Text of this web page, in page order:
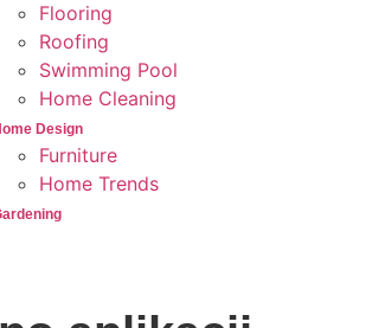
Flooring
Roofing
Swimming Pool
Home Cleaning
Design
Furniture
Home Trends